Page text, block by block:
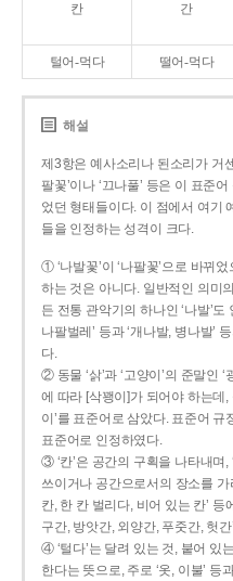
칸 간
털어-먹다 떨어-먹다
해설
제3항은 예사소리나 된소리가 거
팔꽃’이나 ‘끄나풀’ 등은 이 표준
었던 형태들이다. 이 점에서 여기
들을 인정하는 성격이 크다.
① ‘나발꽃’이 ‘나팔꽃’으로 바뀌었
하는 것은 아니다. 일반적인 의미
든 전통 관악기의 하나인 ‘나발’
나팔벌레’ 등과 ‘개나발, 병나발’
다.
② 동물 ‘삵’과 ‘고양이’의 준말인 ‘
에 따라 [삭꽹이]가 되어야 하는데,
이’를 표준어로 삼았다. 표준어 규
표준어로 인정하였다.
③ ‘칸’은 공간의 구획을 나타내며,
쓰이거나 공간으로서의 장소를 가
칸, 한 칸 벌리다, 비어 있는 칸’ 등
구간, 방앗간, 외양간, 푸줏간, 헛간
④ ‘털다’는 달려 있는 것, 붙어 있
한다는 뜻으로, 주로 ‘옷, 이불’